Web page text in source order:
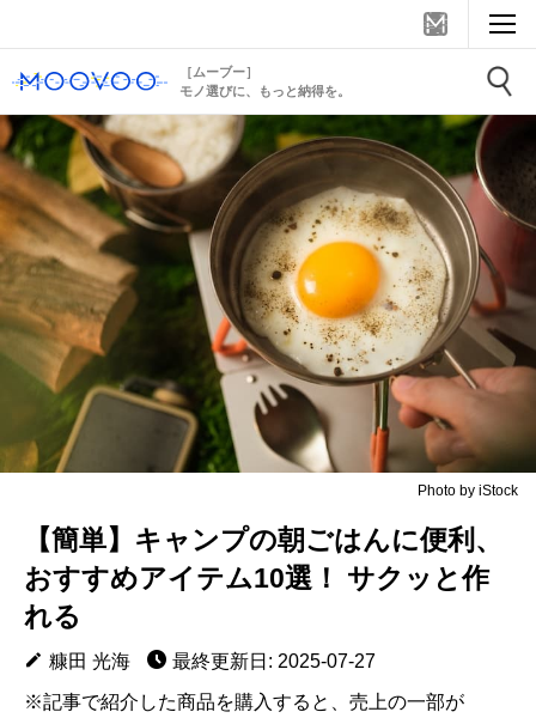
［ムーブー］
モノ選びに、もっと納得を。
Photo by iStock
【簡単】キャンプの朝ごはんに便利、
おすすめアイテム10選！ サクッと作
れる
糠田 光海
最終更新日: 2025-07-27
※記事で紹介した商品を購入すると、売上の一部が